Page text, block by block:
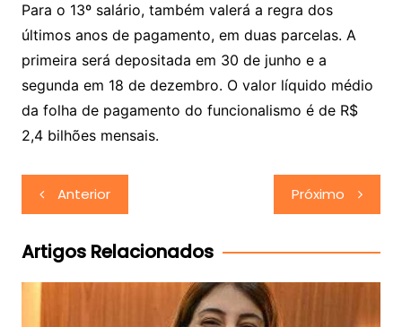
Para o 13º salário, também valerá a regra dos
últimos anos de pagamento, em duas parcelas. A
primeira será depositada em 30 de junho e a
segunda em 18 de dezembro. O valor líquido médio
da folha de pagamento do funcionalismo é de R$
2,4 bilhões mensais.
Navegação
de
Post
Anterior Próximo
Artigos Relacionados